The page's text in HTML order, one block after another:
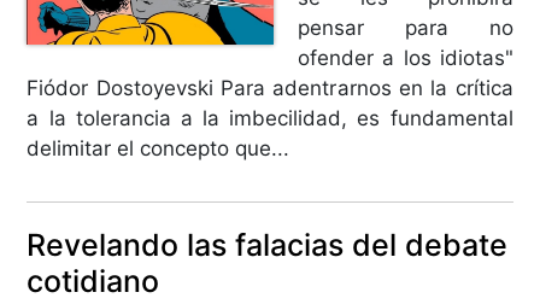
pensar para no
ofender a los idiotas"
Fiódor Dostoyevski Para adentrarnos en la crítica
a la tolerancia a la imbecilidad, es fundamental
delimitar el concepto que...
Revelando las falacias del debate
cotidiano